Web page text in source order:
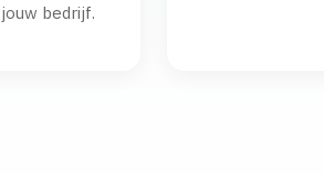
bedrijf.